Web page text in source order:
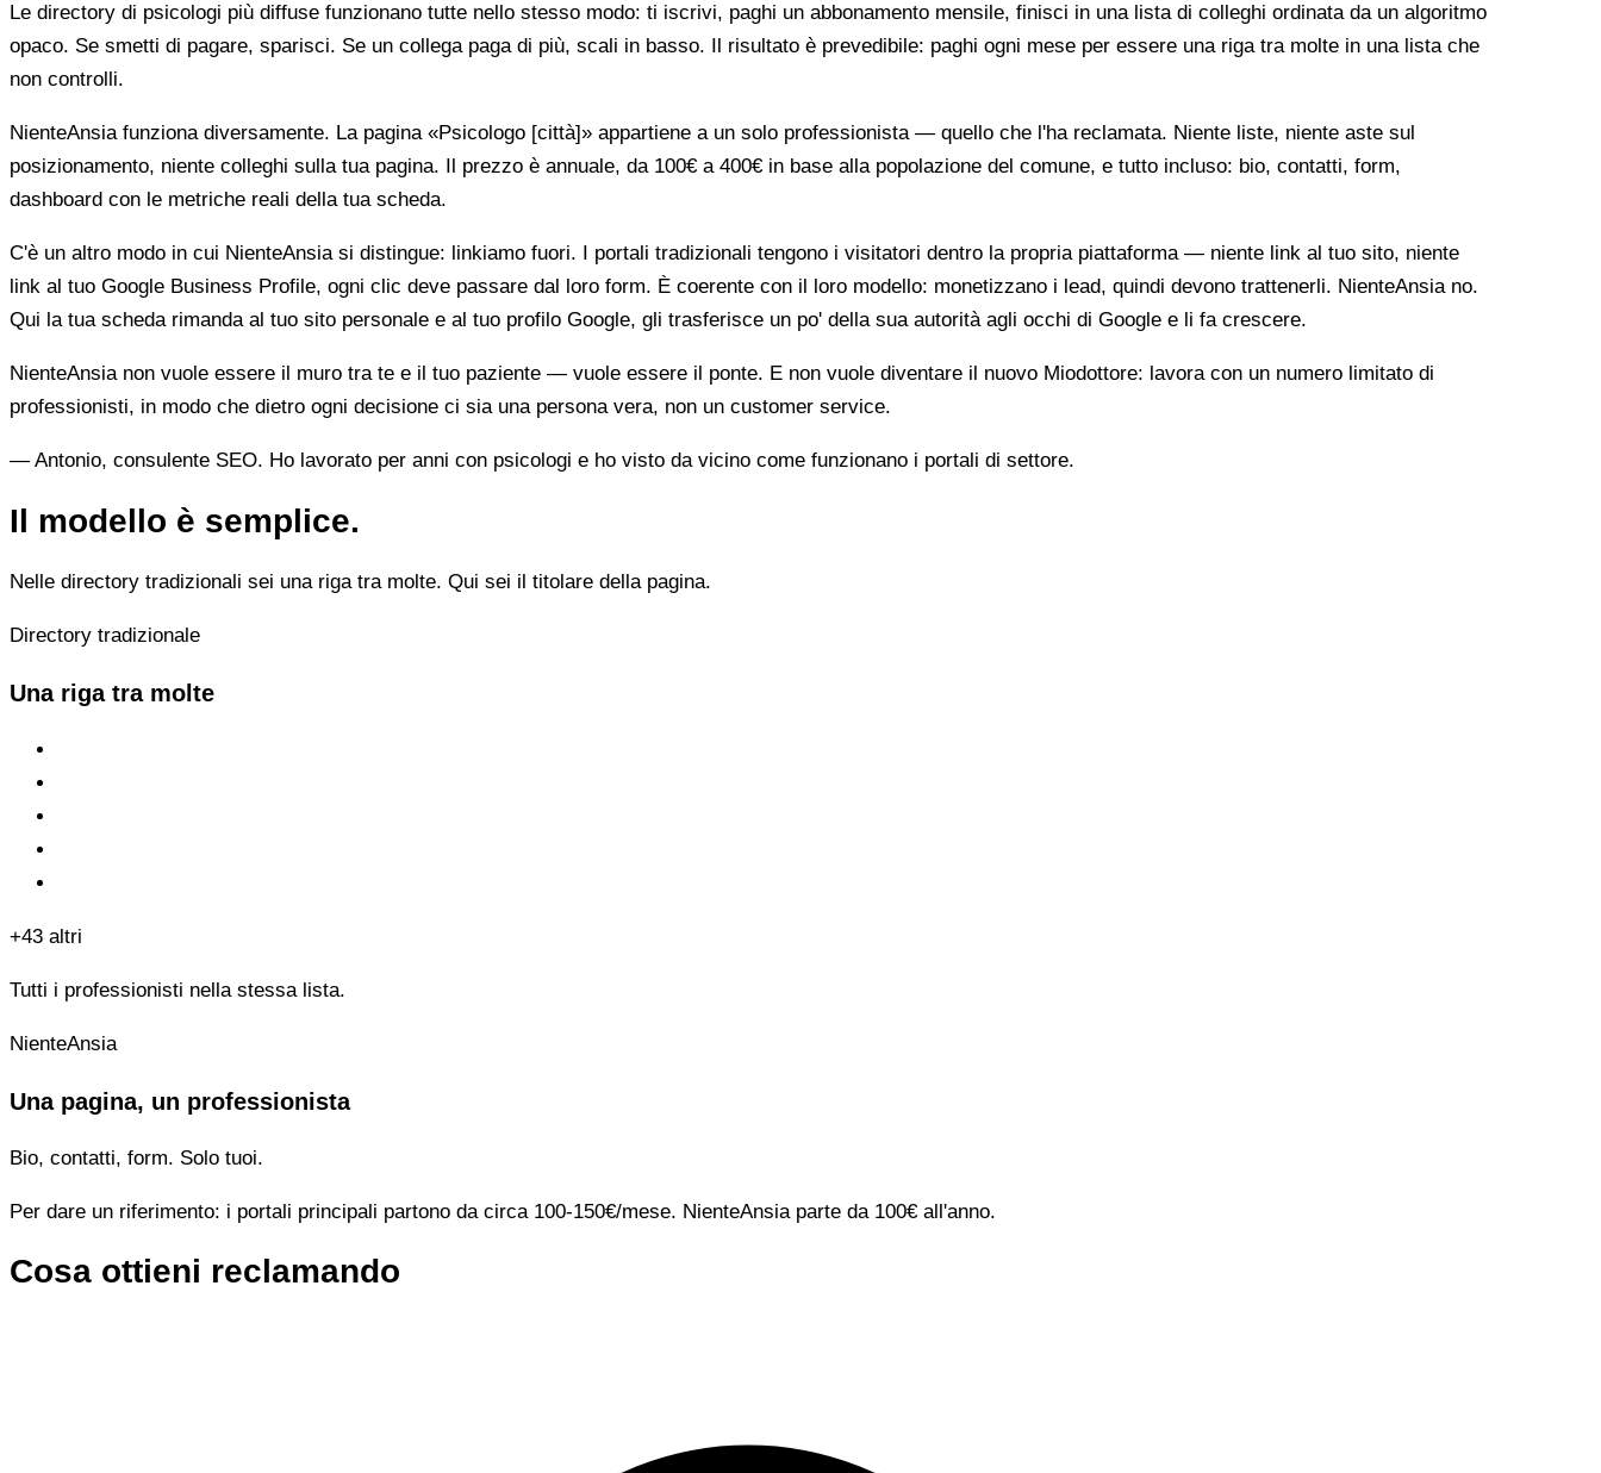
Le directory di psicologi più diffuse funzionano tutte nello stesso modo: ti iscrivi, paghi un abbonamento mensile, finisci in una lista di colleghi ordinata da un algoritmo
opaco. Se smetti di pagare, sparisci. Se un collega paga di più, scali in basso. Il risultato è prevedibile: paghi ogni mese per essere una riga tra molte in una lista che
non controlli.
NienteAnsia funziona diversamente. La pagina «Psicologo [città]» appartiene a un solo professionista — quello che l'ha reclamata. Niente liste, niente aste sul
posizionamento, niente colleghi sulla tua pagina. Il prezzo è annuale, da 100€ a 400€ in base alla popolazione del comune, e tutto incluso: bio, contatti, form,
dashboard con le metriche reali della tua scheda.
C'è un altro modo in cui NienteAnsia si distingue: linkiamo fuori. I portali tradizionali tengono i visitatori dentro la propria piattaforma — niente link al tuo sito, niente
link al tuo Google Business Profile, ogni clic deve passare dal loro form. È coerente con il loro modello: monetizzano i lead, quindi devono trattenerli. NienteAnsia no.
Qui la tua scheda rimanda al tuo sito personale e al tuo profilo Google, gli trasferisce un po' della sua autorità agli occhi di Google e li fa crescere.
NienteAnsia non vuole essere il muro tra te e il tuo paziente — vuole essere il ponte. E non vuole diventare il nuovo Miodottore: lavora con un numero limitato di
professionisti, in modo che dietro ogni decisione ci sia una persona vera, non un customer service.
— Antonio, consulente SEO. Ho lavorato per anni con psicologi e ho visto da vicino come funzionano i portali di settore.
Il modello è semplice.
Nelle directory tradizionali sei una riga tra molte. Qui sei il titolare della pagina.
Directory tradizionale
Una riga tra molte
+43 altri
Tutti i professionisti nella stessa lista.
NienteAnsia
Una pagina, un professionista
Bio, contatti, form. Solo tuoi.
Per dare un riferimento: i portali principali partono da circa 100-150€/mese. NienteAnsia parte da 100€ all'anno.
Cosa ottieni reclamando